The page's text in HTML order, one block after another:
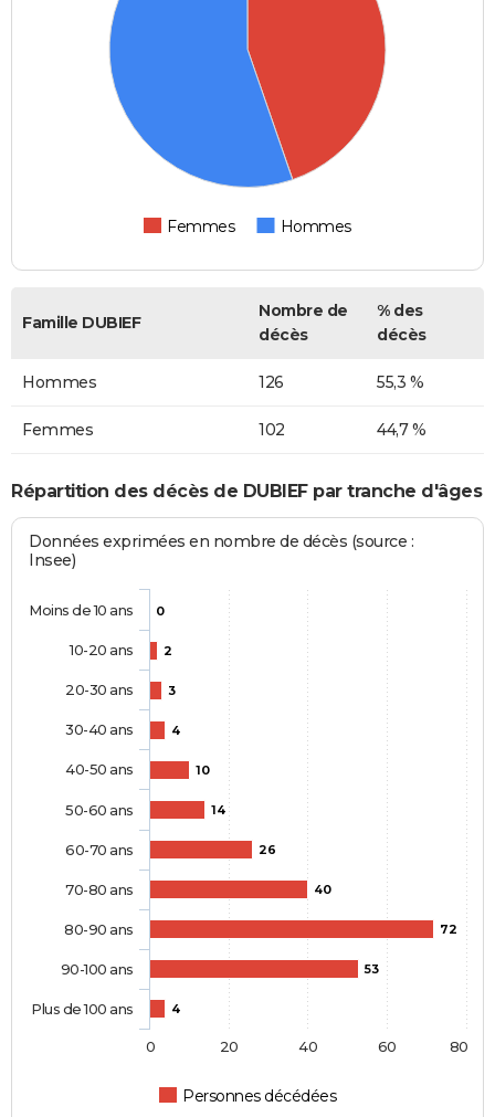
Femmes Hommes
Famille DUBIEF
Nombre de
décès
% des
décès
Hommes 126 55,3 %
Femmes 102 44,7 %
Répartition des décès de DUBIEF par tranche d'âges
Données exprimées en nombre de décès (source :
Insee)
0
2
3
4
10
14
26
40
72
53
4
Personnes décédées
Moins de 10 ans
10-20 ans
20-30 ans
30-40 ans
40-50 ans
50-60 ans
60-70 ans
70-80 ans
80-90 ans
90-100 ans
Plus de 100 ans
0 20 40 60 80